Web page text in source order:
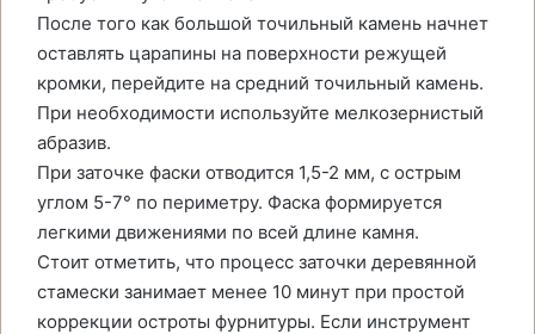
После того как большой точильный камень начнет
оставлять царапины на поверхности режущей
кромки, перейдите на средний точильный камень.
При необходимости используйте мелкозернистый
абразив.
При заточке фаски отводится 1,5-2 мм, с острым
углом 5-7° по периметру. Фаска формируется
легкими движениями по всей длине камня.
Стоит отметить, что процесс заточки деревянной
стамески занимает менее 10 минут при простой
коррекции остроты фурнитуры. Если инструмент